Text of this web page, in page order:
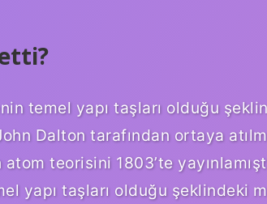
temel yapı taşları olduğu
Dalton tarafından ortaya
teorisini 1803’te
yapı taşları olduğu şeklindeki